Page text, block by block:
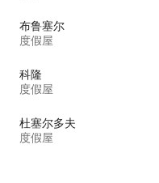
布鲁塞尔
度假屋
科隆
度假屋
杜塞尔多夫
度假屋